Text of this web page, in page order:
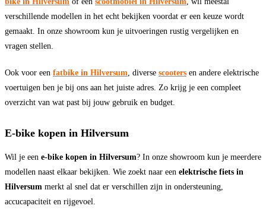
verschillende modellen in het echt bekijken voordat er een keuze wordt
gemaakt. In onze showroom kun je uitvoeringen rustig vergelijken en
vragen stellen.
Ook voor een fatbike in Hilversum , diverse scooters en andere elektrische
voertuigen ben je bij ons aan het juiste adres. Zo krijg je een compleet
overzicht van wat past bij jouw gebruik en budget.
E-bike kopen in Hilversum
Wil je een e-bike kopen in Hilversum? In onze showroom kun je meerdere
modellen naast elkaar bekijken. Wie zoekt naar een elektrische fiets in
Hilversum merkt al snel dat er verschillen zijn in ondersteuning,
accucapaciteit en rijgevoel.